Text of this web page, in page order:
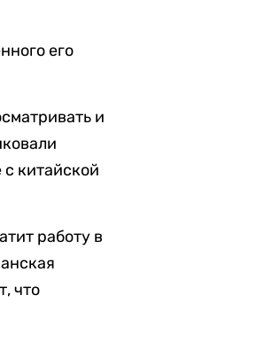
его
и
китайской
работу в
что